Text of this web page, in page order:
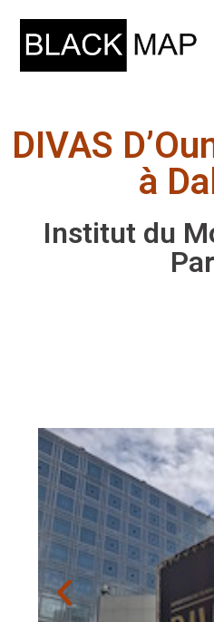
DIVAS
à
Institut du